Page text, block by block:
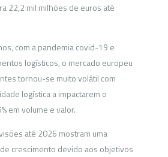
22,2 mil milhões de euros até
com a pandemia covid-19 e
logísticos, o mercado europeu
tornou-se muito volátil com
logística a impactarem o
em volume e valor.
até 2026 mostram uma
crescimento devido aos objetivos